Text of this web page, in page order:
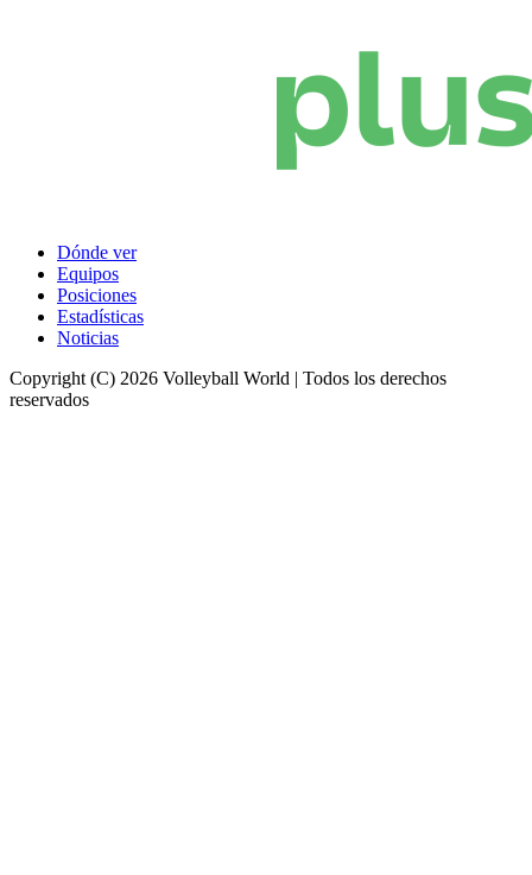
Dónde ver
Equipos
Posiciones
Estadísticas
Noticias
Copyright (C) 2026 Volleyball World | Todos los derechos
reservados